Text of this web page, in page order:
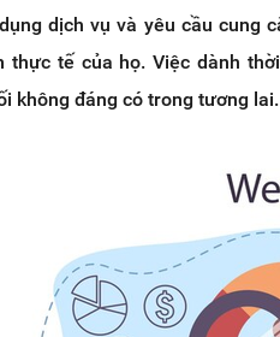
dịch vụ và yêu cầu cung
thực tế của họ. Việc dành
không đáng có trong tương lai.